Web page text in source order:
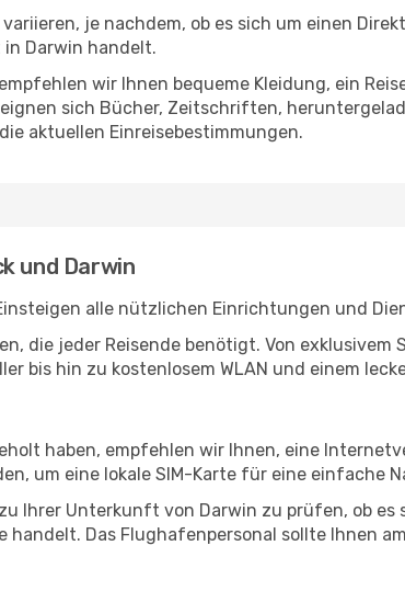
je nachdem, ob es sich um einen
Darwin handelt.
wir Ihnen bequeme Kleidung, ein
sich Bücher, Zeitschriften,
aktuellen Einreisebestimmungen.
und Darwin
alle nützlichen Einrichtungen und
die jeder Reisende benötigt. Von exklusivem
bis hin zu kostenlosem WLAN und einem
haben, empfehlen wir Ihnen, eine
um eine lokale SIM-Karte für eine einfache
Ihrer Unterkunft von Darwin zu prüfen, ob es
Das Flughafenpersonal sollte Ihnen